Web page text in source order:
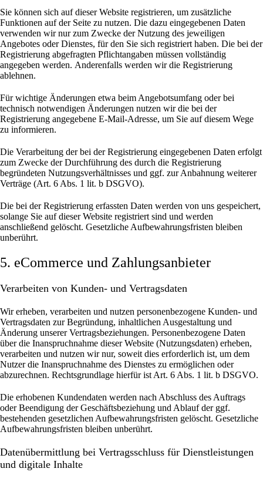
Sie können sich auf dieser Website registrieren, um zusätzliche
Funktionen auf der Seite zu nutzen. Die dazu eingegebenen Daten
verwenden wir nur zum Zwecke der Nutzung des jeweiligen
Angebotes oder Dienstes, für den Sie sich registriert haben. Die bei der
Registrierung abgefragten Pflichtangaben müssen vollständig
angegeben werden. Anderenfalls werden wir die Registrierung
ablehnen.
Für wichtige Änderungen etwa beim Angebotsumfang oder bei
technisch notwendigen Änderungen nutzen wir die bei der
Registrierung angegebene E-Mail-Adresse, um Sie auf diesem Wege
zu informieren.
Die Verarbeitung der bei der Registrierung eingegebenen Daten erfolgt
zum Zwecke der Durchführung des durch die Registrierung
begründeten Nutzungsverhältnisses und ggf. zur Anbahnung weiterer
Verträge (Art. 6 Abs. 1 lit. b DSGVO).
Die bei der Registrierung erfassten Daten werden von uns gespeichert,
solange Sie auf dieser Website registriert sind und werden
anschließend gelöscht. Gesetzliche Aufbewahrungsfristen bleiben
unberührt.
5. eCommerce und Zahlungs­anbieter
Verarbeiten von Kunden- und Vertragsdaten
Wir erheben, verarbeiten und nutzen personenbezogene Kunden- und
Vertragsdaten zur Begründung, inhaltlichen Ausgestaltung und
Änderung unserer Vertragsbeziehungen. Personenbezogene Daten
über die Inanspruchnahme dieser Website (Nutzungsdaten) erheben,
verarbeiten und nutzen wir nur, soweit dies erforderlich ist, um dem
Nutzer die Inanspruchnahme des Dienstes zu ermöglichen oder
abzurechnen. Rechtsgrundlage hierfür ist Art. 6 Abs. 1 lit. b DSGVO.
Die erhobenen Kundendaten werden nach Abschluss des Auftrags
oder Beendigung der Geschäftsbeziehung und Ablauf der ggf.
bestehenden gesetzlichen Aufbewahrungsfristen gelöscht. Gesetzliche
Aufbewahrungsfristen bleiben unberührt.
Daten­übermittlung bei Vertragsschluss für Dienstleistungen
und digitale Inhalte